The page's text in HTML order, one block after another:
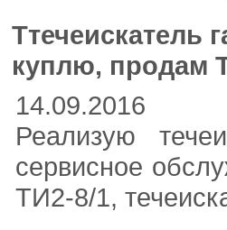
Ттечеискатель
куплю, продам
14.09.2016
Реализую
сервисное
ТИ2-8/1,